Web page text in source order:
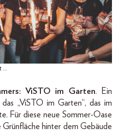
ViSTO im Garten. Ein
„ViSTO im Garten“, das im
Für diese neue Sommer-Oase
hinter dem Gebäude